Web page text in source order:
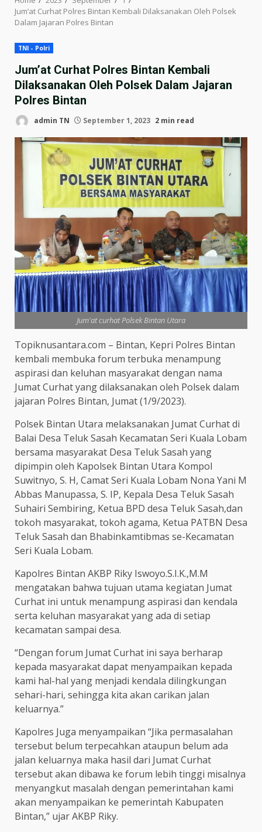
Jum’at Curhat Polres Bintan Kembali Dilaksanakan Oleh Polsek
Dalam Jajaran Polres Bintan
TNI - Polri
Jum’at Curhat Polres Bintan Kembali
Dilaksanakan Oleh Polsek Dalam Jajaran
Polres Bintan
admin TN September 1, 2023 2 min read
Jum'at curhat Polsek Bintan Utara
Topiknusantara.com – Bintan, Kepri Polres Bintan
kembali membuka forum terbuka menampung
aspirasi dan keluhan masyarakat dengan nama
Jumat Curhat yang dilaksanakan oleh Polsek dalam
jajaran Polres Bintan, Jumat (1/9/2023).
Polsek Bintan Utara melaksanakan Jumat Curhat di
Balai Desa Teluk Sasah Kecamatan Seri Kuala Lobam
bersama masyarakat Desa Teluk Sasah yang
dipimpin oleh Kapolsek Bintan Utara Kompol
Suwitnyo, S. H, Camat Seri Kuala Lobam Nona Yani M
Abbas Manupassa, S. IP, Kepala Desa Teluk Sasah
Suhairi Sembiring, Ketua BPD desa Teluk Sasah,dan
tokoh masyarakat, tokoh agama, Ketua PATBN Desa
Teluk Sasah dan Bhabinkamtibmas se-Kecamatan
Seri Kuala Lobam.
Kapolres Bintan AKBP Riky Iswoyo.S.I.K.,M.M
mengatakan bahwa tujuan utama kegiatan Jumat
Curhat ini untuk menampung aspirasi dan kendala
serta keluhan masyarakat yang ada di setiap
kecamatan sampai desa.
“Dengan forum Jumat Curhat ini saya berharap
kepada masyarakat dapat menyampaikan kepada
kami hal-hal yang menjadi kendala dilingkungan
sehari-hari, sehingga kita akan carikan jalan
keluarnya.”
Kapolres Juga menyampaikan “Jika permasalahan
tersebut belum terpecahkan ataupun belum ada
jalan keluarnya maka hasil dari Jumat Curhat
tersebut akan dibawa ke forum lebih tinggi misalnya
menyangkut masalah dengan pemerintahan kami
akan menyampaikan ke pemerintah Kabupaten
Bintan,” ujar AKBP Riky.